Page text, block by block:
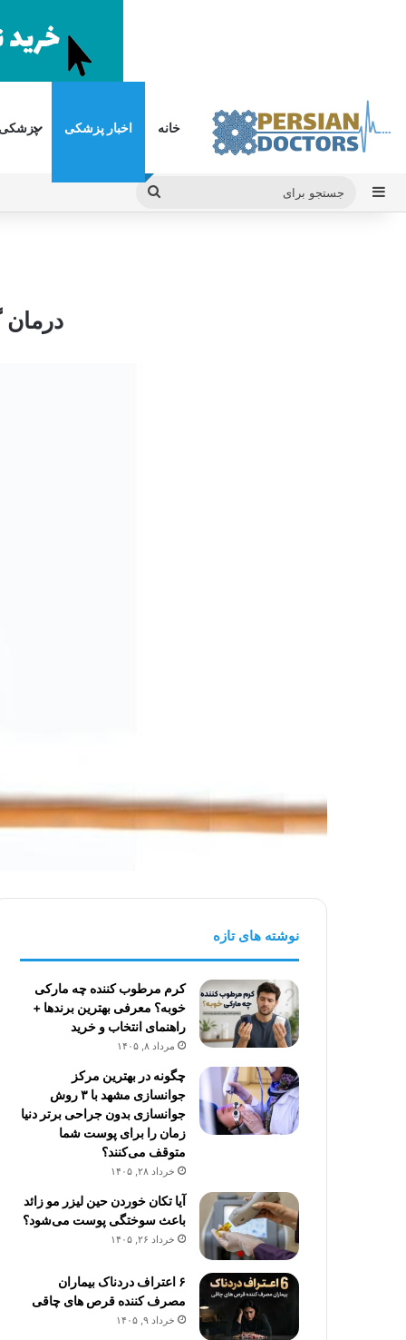
خانه اخبار پزشکی
سایدبار
جستجو
نوشته های تازه
کرم مرطوب کننده چه مارکی
خوبه؟ معرفی بهترین برندها +
راهنمای انتخاب و خرید
مرداد ۸, ۱۴۰۵
چگونه در بهترین مرکز
جوانسازی مشهد با ۳ روش
جوانسازی بدون جراحی برتر دنیا
زمان را برای پوست شما
متوقف می‌کنند؟
خرداد ۲۸, ۱۴۰۵
آیا تکان خوردن حین لیزر مو زائد
باعث سوختگی پوست می‌شود؟
خرداد ۲۶, ۱۴۰۵
۶ اعتراف دردناک بیماران
مصرف کننده قرص های چاقی
خرداد ۹, ۱۴۰۵